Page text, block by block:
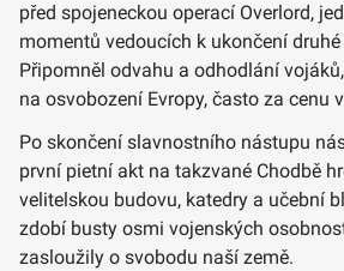
před spojeneckou operací Overlord,
momentů vedoucích k ukončení
Připomněl odvahu a odhodlání
na osvobození Evropy, často za cenu
Po skončení slavnostního nástupu
první pietní akt na takzvané Chodbě
velitelskou budovu, katedry a učební
zdobí busty osmi vojenských
zasloužily o svobodu naší země.